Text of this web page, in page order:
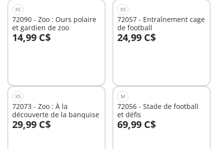
XS
72090 - Zoo : Ours polaire
et gardien de zoo
14,99 C$
Au panier
XS
72057 - Entraînement cage
de football
24,99 C$
Au panier
XS
72073 - Zoo : À la
découverte de la banquise
29,99 C$
Au panier
M
72056 - Stade de football
et défis
69,99 C$
Au panier